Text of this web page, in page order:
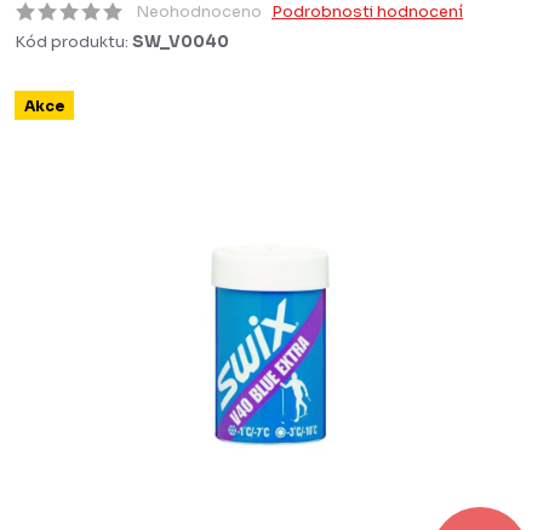
Neohodnoceno Podrobnosti hodnocení
Kód produktu: SW_V0040
Akce